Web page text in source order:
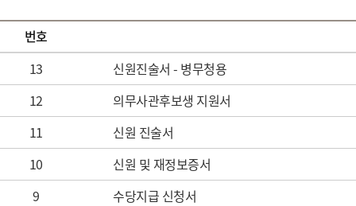
번호
13
신원진술서 - 병무청용
12
의무사관후보생 지원서
11
신원 진술서
10
신원 및 재정보증서
9
수당지급 신청서